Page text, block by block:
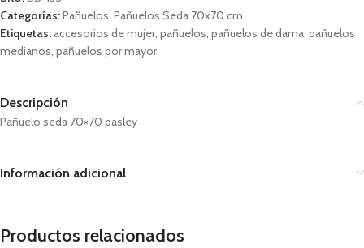
Categorías:Pañuelos, Pañuelos Seda 70x70 cm
Etiquetas: accesorios de mujer, pañuelos, pañuelos de dama, pañuelos
medianos, pañuelos por mayor
Descripción
Pañuelo seda 70×70 pasley
Información adicional
Productos relacionados